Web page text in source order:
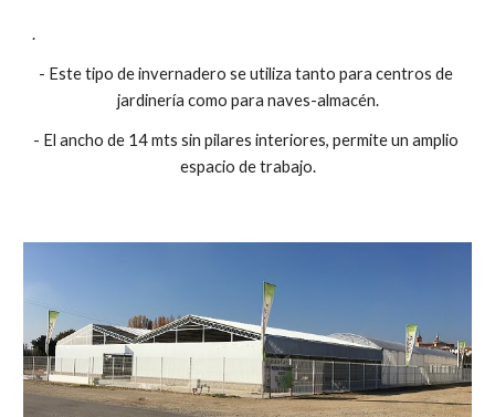
.
- Este tipo de invernadero se utiliza tanto para centros de
jardinería como para naves-almacén.
- El ancho de 14 mts sin pilares interiores, permite un amplio
espacio de trabajo.